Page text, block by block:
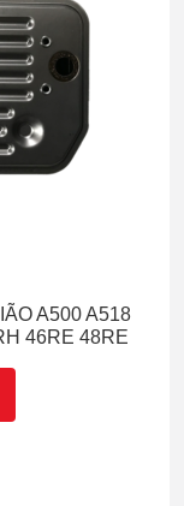
A500 A518
46RE 48RE